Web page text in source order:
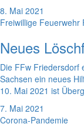
8. Mai 2021
Freiwillige Feuerwehr
Neues
Die FFw Friedersdorf
Sachsen ein neues
10. Mai 2021 ist
7. Mai 2021
Corona-Pandemie